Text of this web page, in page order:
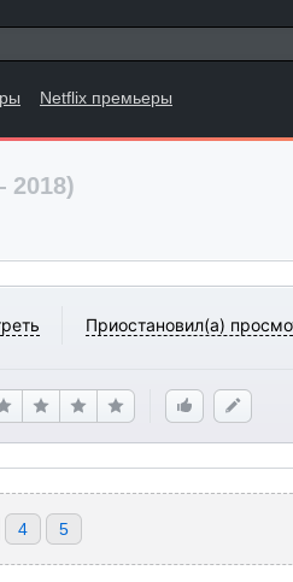
Netflix премьеры
2018)
Приостановил(а)
4 5